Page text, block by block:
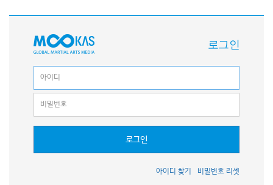
로그인
로그인
비밀번호 리셋
아이디 찾기